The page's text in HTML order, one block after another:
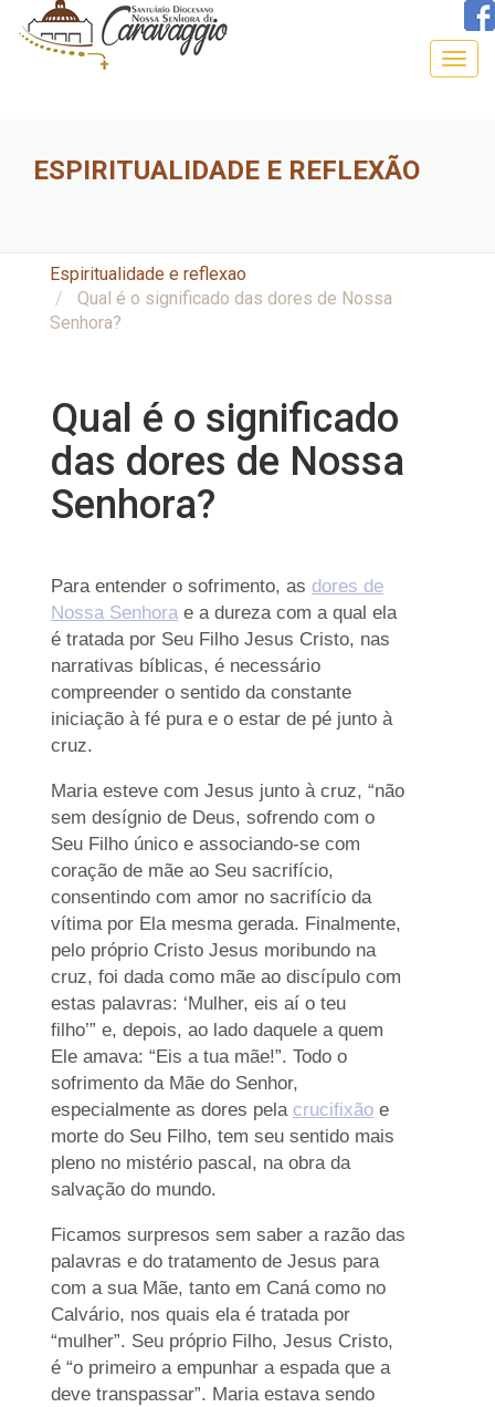
ESPIRITUALIDADE E REFLEXÃO
Espiritualidade e reflexao
Qual é o significado das dores de Nossa
Senhora?
Qual é o significado
das dores de Nossa
Senhora?
Para entender o sofrimento, as dores de
Nossa Senhora e a dureza com a qual ela
é tratada por Seu Filho Jesus Cristo, nas
narrativas bíblicas, é necessário
compreender o sentido da constante
iniciação à fé pura e o estar de pé junto à
cruz.
Maria esteve com Jesus junto à cruz, “não
sem desígnio de Deus, sofrendo com o
Seu Filho único e associando-se com
coração de mãe ao Seu sacrifício,
consentindo com amor no sacrifício da
vítima por Ela mesma gerada. Finalmente,
pelo próprio Cristo Jesus moribundo na
cruz, foi dada como mãe ao discípulo com
estas palavras: ‘Mulher, eis aí o teu
filho’” e, depois, ao lado daquele a quem
Ele amava: “Eis a tua mãe!”. Todo o
sofrimento da Mãe do Senhor,
especialmente as dores pela crucifixão e
morte do Seu Filho, tem seu sentido mais
pleno no mistério pascal, na obra da
salvação do mundo.
Ficamos surpresos sem saber a razão das
palavras e do tratamento de Jesus para
com a sua Mãe, tanto em Caná como no
Calvário, nos quais ela é tratada por
“mulher”. Seu próprio Filho, Jesus Cristo,
é “o primeiro a empunhar a espada que a
deve transpassar”. Maria estava sendo